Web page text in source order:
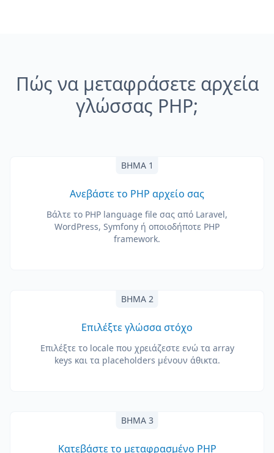
Πώς να μεταφράσετε αρχεία
γλώσσας PHP;
ΒΉΜΑ 1
Ανεβάστε το PHP αρχείο σας
Βάλτε το PHP language file σας από Laravel,
WordPress, Symfony ή οποιοδήποτε PHP
framework.
ΒΉΜΑ 2
Επιλέξτε γλώσσα στόχο
Επιλέξτε το locale που χρειάζεστε ενώ τα array
keys και τα placeholders μένουν άθικτα.
ΒΉΜΑ 3
Κατεβάστε το μεταφρασμένο PHP